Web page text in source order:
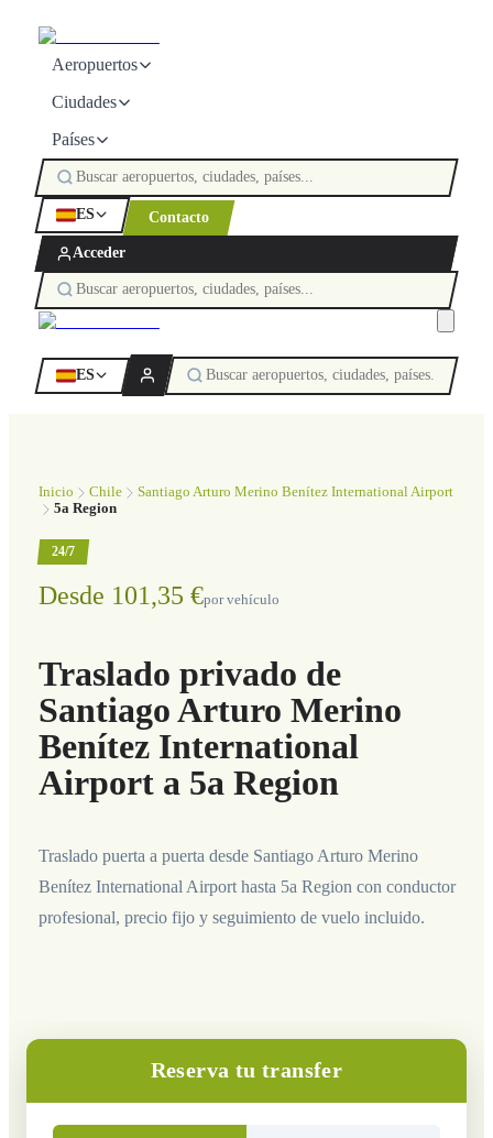
Aeropuertos
Ciudades
Países
ES Contacto
Acceder
ES
Inicio Chile
Santiago Arturo Merino Benítez International Airport
5a Region
24/7
Desde 101,35 €por vehículo
Traslado privado de
Santiago Arturo Merino
Benítez International
Airport a 5a Region
Traslado puerta a puerta desde Santiago Arturo Merino
Benítez International Airport hasta 5a Region con conductor
profesional, precio fijo y seguimiento de vuelo incluido.
Reserva tu transfer